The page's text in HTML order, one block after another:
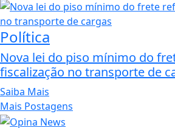
Política
Nova lei do piso mínimo do
fiscalização no transporte de
Saiba Mais
Mais Postagens